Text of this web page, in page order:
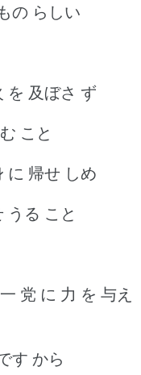
の らしい
を 及ぼさ ず
こと
に 帰せ しめ
うる こと
党 に 力 を 与え
す から